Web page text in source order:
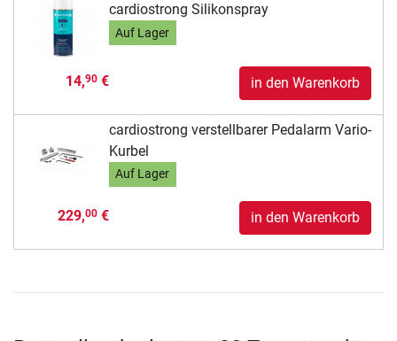
cardiostrong Silikonspray
Auf Lager
14,90€ in den Warenkorb
cardiostrong verstellbarer Pedalarm Vario-
Kurbel
Auf Lager
229,00€ in den Warenkorb